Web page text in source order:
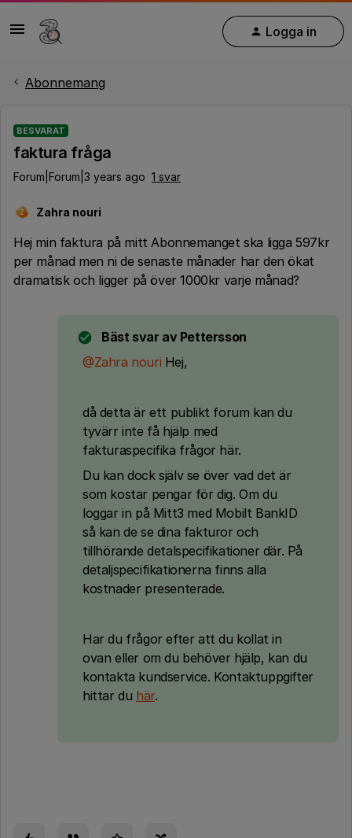
Logga in
Abonnemang
BESVARAT
faktura fråga
Forum|Forum|3 years ago 1 svar
Z Zahra nouri
Hej min faktura på mitt Abonnemanget ska ligga 597kr
per månad men ni de senaste månader har den ökat
dramatisk och ligger på över 1000kr varje månad?
Bäst svar av Pettersson
@Zahra nouri Hej,
då detta är ett publikt forum kan du
tyvärr inte få hjälp med
fakturaspecifika frågor här.
Du kan dock själv se över vad det är
som kostar pengar för dig. Om du
loggar in på Mitt3 med Mobilt BankID
så kan de se dina fakturor och
tillhörande detalspecifikationer där. På
detaljspecifikationerna finns alla
kostnader presenterade.
Har du frågor efter att du kollat in
ovan eller om du behöver hjälp, kan du
kontakta kundservice. Kontaktuppgifter
hittar du här.